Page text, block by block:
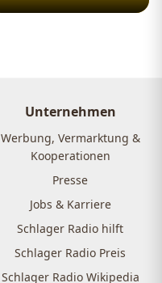
Unternehmen
Werbung, Vermarktung &
Kooperationen
Presse
Jobs & Karriere
Schlager Radio hilft
Schlager Radio Preis
Schlager Radio Wikipedia